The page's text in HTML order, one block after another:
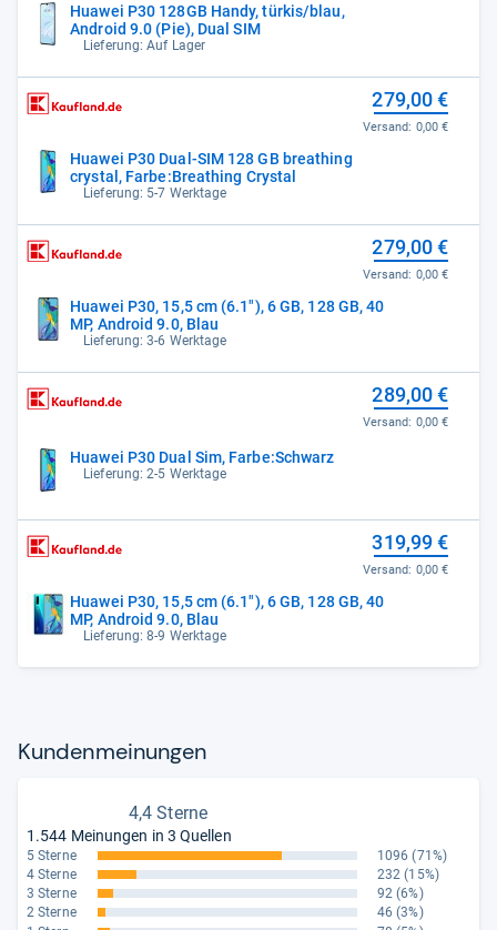
Huawei P30 128GB Handy, türkis/blau,
Android 9.0 (Pie), Dual SIM
Lieferung: Auf Lager
Huawei P30 Dual-SIM 128 GB breathing
crystal, Farbe:Breathing Crystal
Lieferung: 5-7 Werktage
279,00 €
Versand: 0,00 €
Huawei P30, 15,5 cm (6.1"), 6 GB, 128 GB, 40
MP, Android 9.0, Blau
Lieferung: 3-6 Werktage
279,00 €
Versand: 0,00 €
Huawei P30 Dual Sim, Farbe:Schwarz
Lieferung: 2-5 Werktage
289,00 €
Versand: 0,00 €
Huawei P30, 15,5 cm (6.1"), 6 GB, 128 GB, 40
MP, Android 9.0, Blau
Lieferung: 8-9 Werktage
319,99 €
Versand: 0,00 €
Kun­den­mei­nun­gen
4,4 Sterne
1.544 Meinungen in 3 Quellen
5 Sterne 1096 (71%)
4 Sterne
232 (15%)
3 Sterne
92 (6%)
2 Sterne
46 (3%)